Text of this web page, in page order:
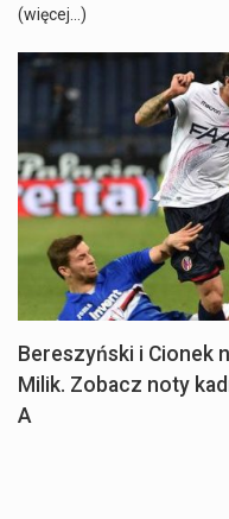
(więcej…)
Bereszyński i Cionek
Milik. Zobacz noty
A